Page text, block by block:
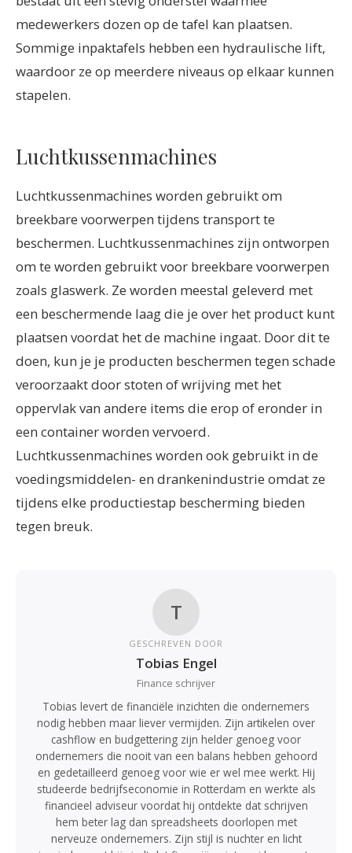
medewerkers dozen op de tafel kan plaatsen.
Sommige inpaktafels hebben een hydraulische lift,
waardoor ze op meerdere niveaus op elkaar kunnen
stapelen.
Luchtkussenmachines
Luchtkussenmachines worden gebruikt om
breekbare voorwerpen tijdens transport te
beschermen. Luchtkussenmachines zijn ontworpen
om te worden gebruikt voor breekbare voorwerpen
zoals glaswerk. Ze worden meestal geleverd met
een beschermende laag die je over het product kunt
plaatsen voordat het de machine ingaat. Door dit te
doen, kun je je producten beschermen tegen schade
veroorzaakt door stoten of wrijving met het
oppervlak van andere items die erop of eronder in
een container worden vervoerd.
Luchtkussenmachines worden ook gebruikt in de
voedingsmiddelen- en drankenindustrie omdat ze
tijdens elke productiestap bescherming bieden
tegen breuk.
T
GESCHREVEN DOOR
Tobias Engel
Finance schrijver
Tobias levert de financiële inzichten die ondernemers
nodig hebben maar liever vermijden. Zijn artikelen over
cashflow en budgettering zijn helder genoeg voor
ondernemers die nooit van een balans hebben gehoord
en gedetailleerd genoeg voor wie er wel mee werkt. Hij
studeerde bedrijfseconomie in Rotterdam en werkte als
financieel adviseur voordat hij ontdekte dat schrijven
hem beter lag dan spreadsheets doorlopen met
nerveuze ondernemers. Zijn stijl is nuchter en licht